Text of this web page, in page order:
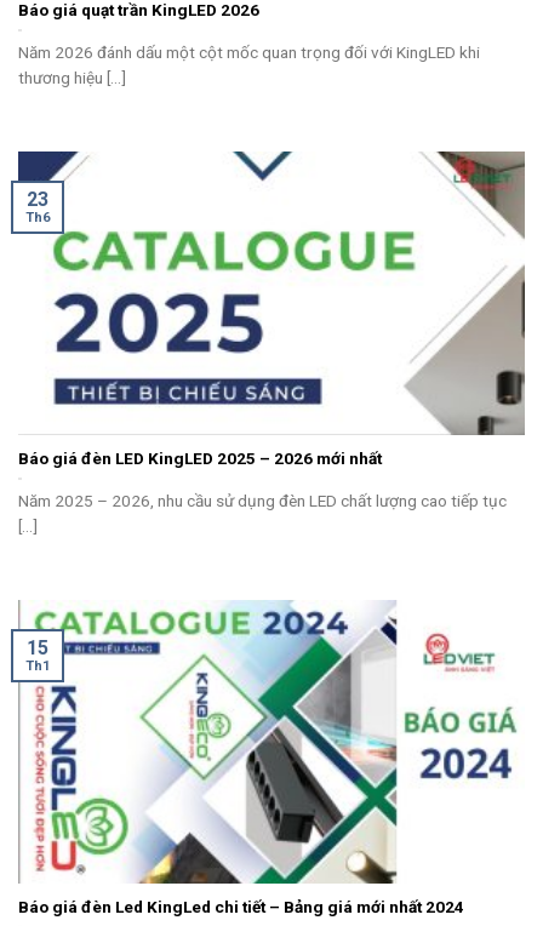
Báo giá quạt trần KingLED 2026
Năm 2026 đánh dấu một cột mốc quan trọng đối với KingLED khi
thương hiệu [...]
Báo giá đèn LED KingLED 2025 – 2026 mới nhất
Năm 2025 – 2026, nhu cầu sử dụng đèn LED chất lượng cao tiếp tục
[...]
23
Th6
Báo giá đèn Led KingLed chi tiết – Bảng giá mới nhất 2024
15
Th1